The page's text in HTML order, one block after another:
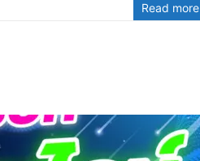
Read more